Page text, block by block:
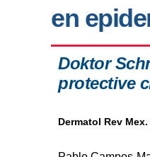
en
Doktor
protective
Dermatol Rev Mex.